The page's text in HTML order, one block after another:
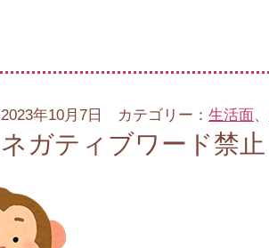
2023年10月7日 カテゴリー： 生活面 、
ネガティブワード禁止